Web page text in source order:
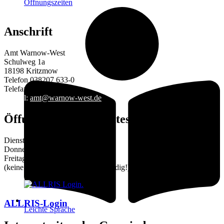
Öffnungszeiten
Leichte Sprache
Anschrift
Amt Warnow-West
Schulweg 1a
18198 Kritzmow
Telefon 038207 633-0
Telefax 038207 633-29
E-Mail: amt@warnow-west.de
Öffungszeiten des Amtes
Dienstag 9–12 und 14–16 Uhr
Donnerstag 9–12 und 14–18 Uhr
Freitag 9–12 Uhr
(keine Terminvereinbarung notwendig!)
ALLRIS-Login